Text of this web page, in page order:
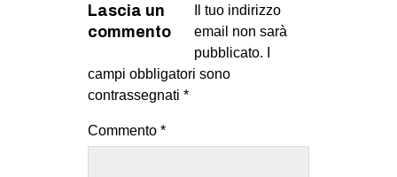
Lascia un
commento
Il tuo indirizzo
email non sarà
pubblicato.
campi obbligatori sono
contrassegnati *
Commento *